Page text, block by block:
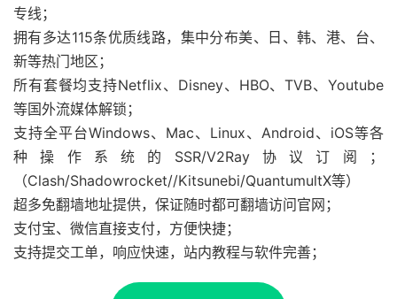
专线；
拥有多达115条优质线路，集中分布美、日、韩、港、台、
新等热门地区；
所有套餐均支持Netflix、Disney、HBO、TVB、Youtube
等国外流媒体解锁；
支持全平台Windows、Mac、Linux、Android、iOS等各
种操作系统的SSR/V2Ray协议订阅；
（Clash/Shadowrocket//Kitsunebi/QuantumultX等）
超多免翻墙地址提供，保证随时都可翻墙访问官网；
支付宝、微信直接支付，方便快捷；
支持提交工单，响应快速，站内教程与软件完善；